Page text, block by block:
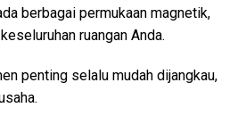
berbagai permukaan magnetik,
ruangan Anda.
penting selalu mudah dijangkau,